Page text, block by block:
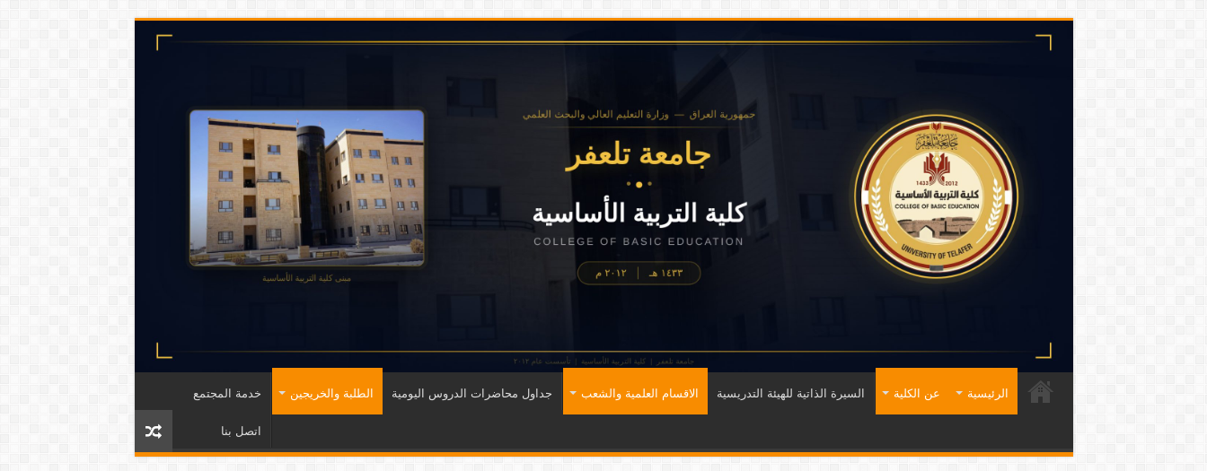
الرئيسية عن الكلية السيرة الذاتية للهيئة التدريسية الاقسام العلمية والشعب جداول محاضرات الدروس اليومية الطلبة والخريجين خدمة المجتمع
اتصل بنا